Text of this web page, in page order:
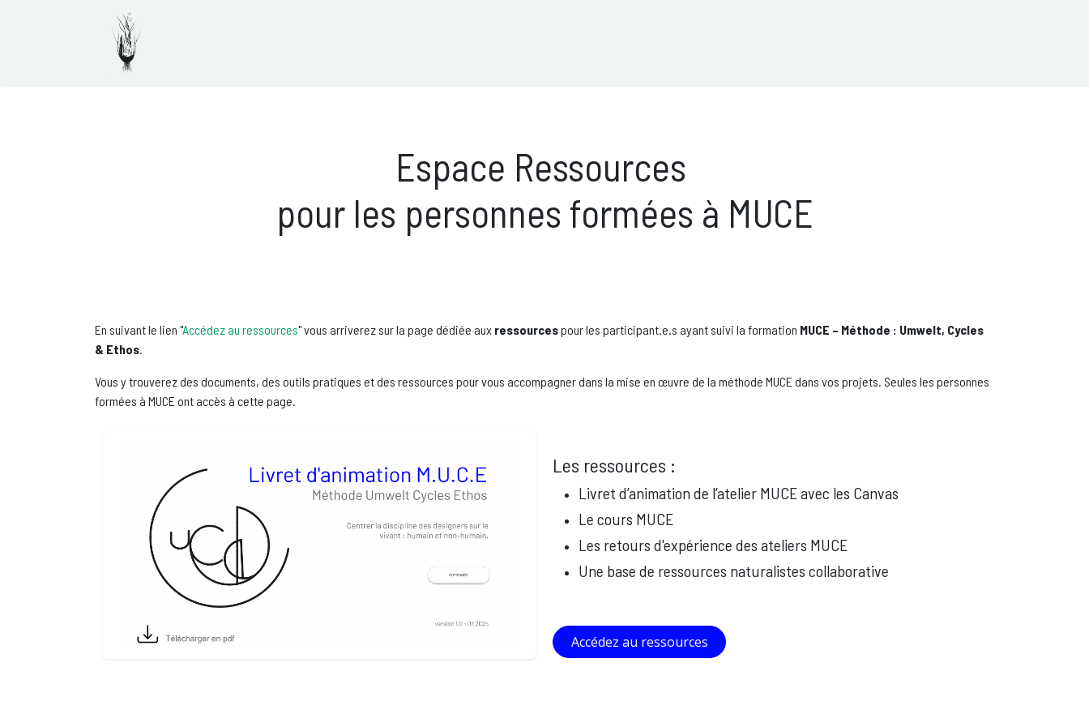
Se rendre au contenu
Espace Ressources
pour les personnes formées à MUCE
En suivant le lien "Accédez au ressources" vous arriverez sur la page dédiée aux ressourcespour les participant.e.s ayant suivi la formation MUCE – Méthode : Umwelt, Cycles
& Ethos.
Vous y trouverez des documents, des outils pratiques et des ressources pour vous accompagner dans la mise en œuvre de la méthode MUCE dans vos projets. Seules les personnes
formées à MUCE ont accès à cette page.
Les ressources :
Livret d’animation de l’atelier MUCE avec les Canvas
Le cours MUCE
Les retours d'expérience des ateliers MUCE
Une base de ressources naturalistes collaborative
Accédez au ressources